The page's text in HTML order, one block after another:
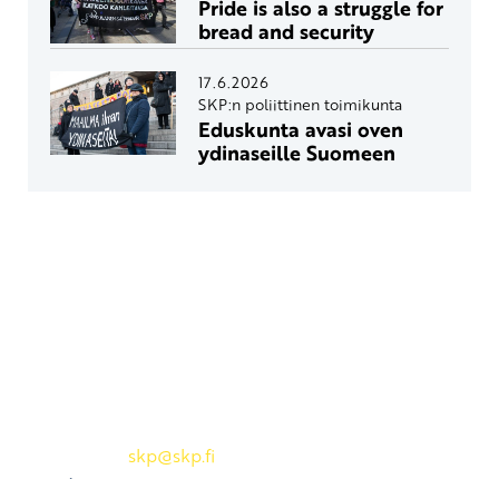
Pride is also a struggle for
bread and security
17.6.2026
SKP:n poliittinen toimikunta
Eduskunta avasi oven
ydinaseille Suomeen
skp@skp.fi